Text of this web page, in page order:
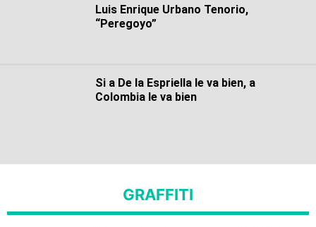
Luis Enrique Urbano Tenorio,
“Peregoyo”
Si a De la Espriella le va bien, a
Colombia le va bien
GRAFFITI